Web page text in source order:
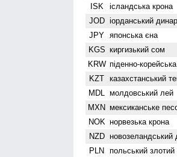
ISK ісландська крона
JOD іорданський динар
JPY японська єна
KGS киргизький сом
KRW піденно-
KZT казахстанський
MDL молдовський лей
MXN мексиканське
NOK норвезька крона
NZD ново­зеландський
PLN польський злотий